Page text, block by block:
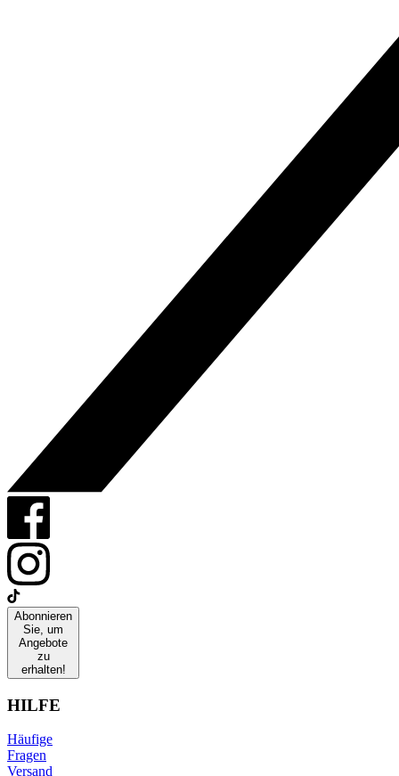
Abonnieren
Sie, um
Angebote
zu
erhalten!
HILFE
Häufige
Fragen
Versand